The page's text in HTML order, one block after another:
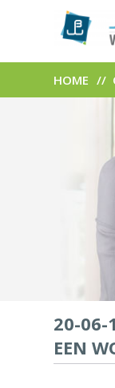
HOME
20-
EEN